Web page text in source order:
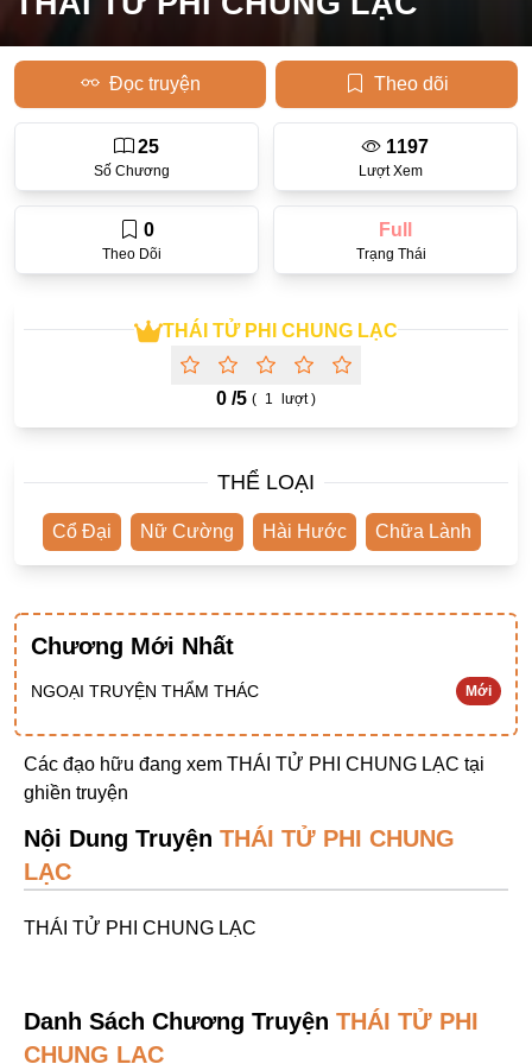
Điền Văn
Thanh Xuân Vườn Trường
Cưới Trước Yêu Sau
Đam Mỹ
Không CP
Gương Vỡ Lại Lành
Dị Năng
Ngược Nữ
Ngược Nam
Khác
Niên Đại
Trinh Thám
Thức Tỉnh Nhân Vật
Học Bá
OE
SE
THÁI TỬ PHI CHUNG LẠC
0 /5 ( 1 lượt )
Số Chương
25
Lượt Xem
1197
Theo Dõi
0
Trạng Thái
Full
THỂ LOẠI
Cổ Đại Nữ Cường Hài Hước Chữa Lành
Đọc truyện Theo dõi
Chương Mới Nhất
NGOẠI TRUYỆN THẨM THÁC Mới
Các đạo hữu đang xem THÁI TỬ PHI CHUNG LẠC tại
ghiền truyện
Nội Dung Truyện THÁI TỬ PHI CHUNG
LẠC
THÁI TỬ PHI CHUNG LẠC
Danh Sách Chương Truyện THÁI TỬ PHI
CHUNG LẠC